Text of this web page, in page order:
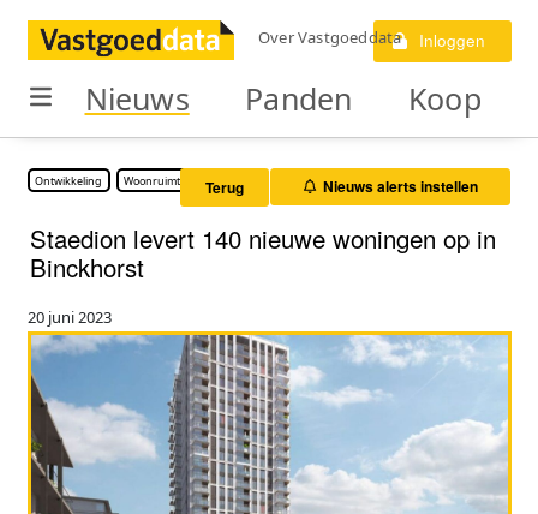
Over Vastgoeddata Inloggen
Nieuws Panden Koop
Ontwikkeling Woonruimte Terug Nieuws alerts instellen
Staedion levert 140 nieuwe woningen op in
Binckhorst
20 juni 2023